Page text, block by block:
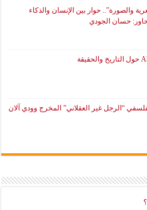
والصورة”.. حوار بين الإنسان والذكاء
حسان الجودي
“الرجل غير العقلاني” المخرج وودي آلان